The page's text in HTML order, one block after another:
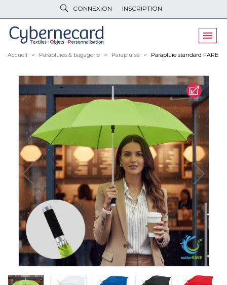
CONNEXION INSCRIPTION
VÊTEMENTSDE TRAVAIL
VÊTEMENTS D'IMAGE
OBJETS& HIGH-TECH
& GOODIES
LINGE DEMAISON
NOUVEAUTÉS
RESPONSABLE
PROMOS
CYBERNECARD
LA SOCIÉTÉ
SERVICES
ROADSHOWS, FORUM DES EXPERTS
CATALOGUES & TARIFS
Accueil Parapluies & bagagerie Parapluies Parapluie standard FARE